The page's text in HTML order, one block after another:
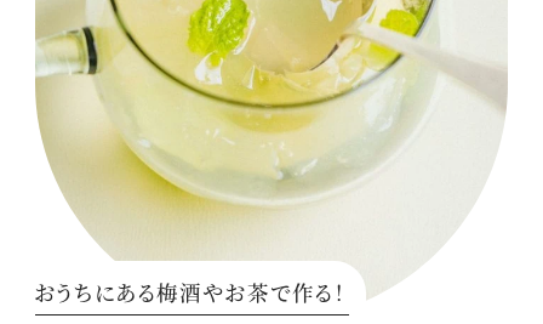
おうちにある梅酒やお茶で作る！